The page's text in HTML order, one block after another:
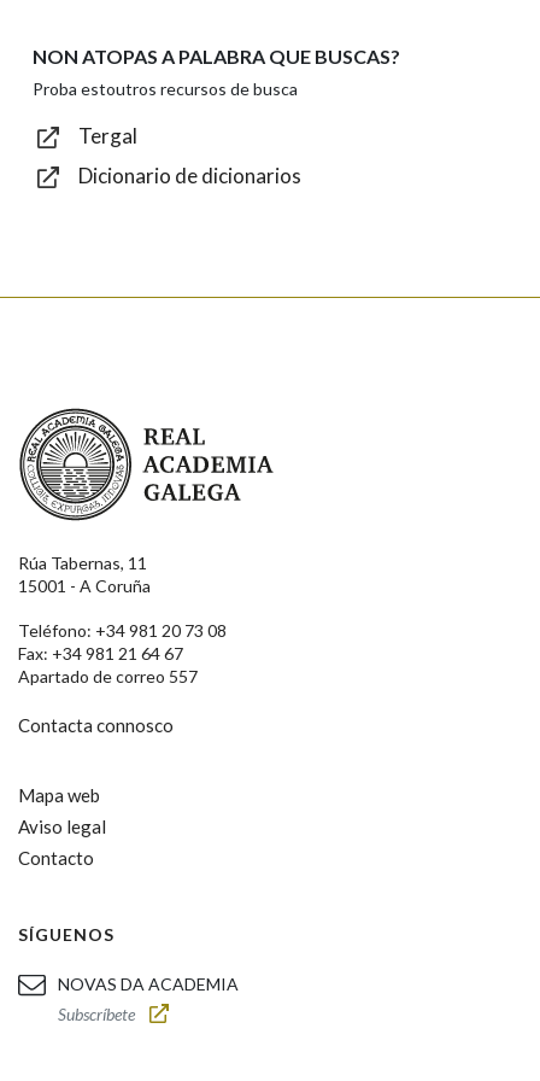
Texto de verificación
NON ATOPAS A PALABRA QUE BUSCAS?
Proba estoutros recursos de busca
Tergal
Dicionario de dicionarios
Real Academia Galega
Rúa Tabernas, 11
15001 - A Coruña
Teléfono: +34 981 20 73 08
Fax: +34 981 21 64 67
Apartado de correo 557
Contacta connosco
Mapa web
Aviso legal
Contacto
SÍGUENOS
NOVAS DA ACADEMIA
Subscríbete